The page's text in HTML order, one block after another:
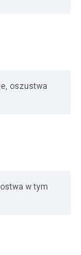
oszustwa
w tym